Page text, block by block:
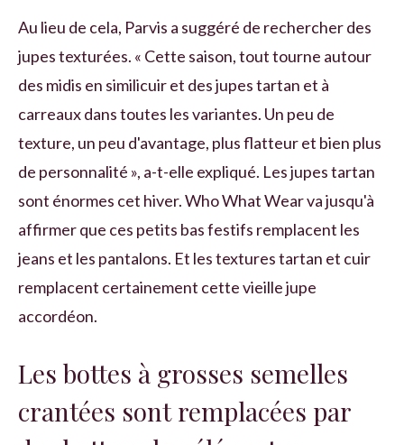
Au lieu de cela, Parvis a suggéré de rechercher des
jupes texturées. « Cette saison, tout tourne autour
des midis en similicuir et des jupes tartan et à
carreaux dans toutes les variantes. Un peu de
texture, un peu d'avantage, plus flatteur et bien plus
de personnalité », a-t-elle expliqué. Les jupes tartan
sont énormes cet hiver. Who What Wear va jusqu'à
affirmer que ces petits bas festifs remplacent les
jeans et les pantalons. Et les textures tartan et cuir
remplacent certainement cette vieille jupe
accordéon.
Les bottes à grosses semelles
crantées sont remplacées par